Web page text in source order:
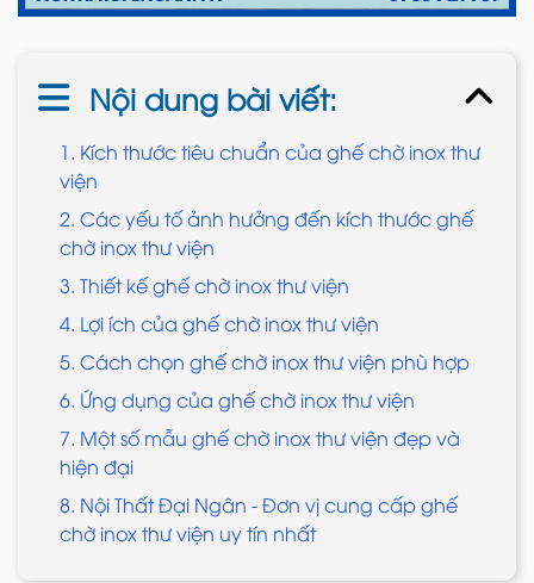
Nội dung bài viết:
1. Kích thước tiêu chuẩn của ghế chờ inox thư
viện
2. Các yếu tố ảnh hưởng đến kích thước ghế
chờ inox thư viện
3. Thiết kế ghế chờ inox thư viện
4. Lợi ích của ghế chờ inox thư viện
5. Cách chọn ghế chờ inox thư viện phù hợp
6. Ứng dụng của ghế chờ inox thư viện
7. Một số mẫu ghế chờ inox thư viện đẹp và
hiện đại
8. Nội Thất Đại Ngân - Đơn vị cung cấp ghế
chờ inox thư viện uy tín nhất